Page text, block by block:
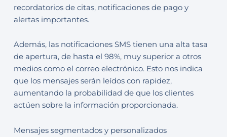
recordatorios de citas, notificaciones de pago y
alertas importantes.
Además, las notificaciones SMS tienen una alta tasa
de apertura, de hasta el 98%, muy superior a otros
medios como el correo electrónico. Esto nos indica
que los mensajes serán leídos con rapidez,
aumentando la probabilidad de que los clientes
actúen sobre la información proporcionada.
Mensajes segmentados y personalizados